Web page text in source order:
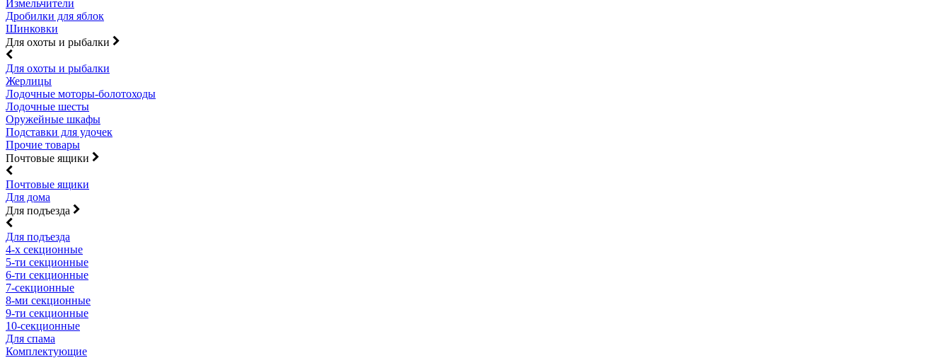
Измельчители
Дробилки для яблок
Шинковки
Для охоты и рыбалки
Для охоты и рыбалки
Жерлицы
Лодочные моторы-болотоходы
Лодочные шесты
Оружейные шкафы
Подставки для удочек
Прочие товары
Почтовые ящики
Почтовые ящики
Для дома
Для подъезда
Для подъезда
4-х секционные
5-ти секционные
6-ти секционные
7-секционные
8-ми секционные
9-ти секционные
10-секционные
Для спама
Комплектующие